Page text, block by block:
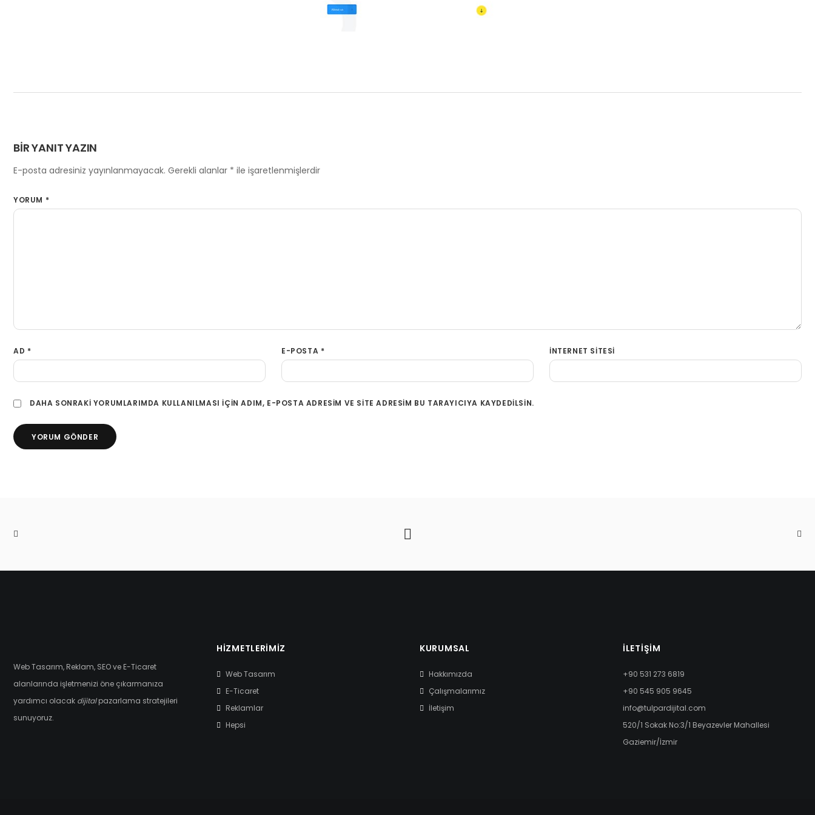
BIR YANIT YAZIN
E-posta adresiniz yayınlanmayacak. Gerekli alanlar * ile işaretlenmişlerdir
YORUM *
AD * E-POSTA * İNTERNET SITESI
DAHA SONRAKI YORUMLARIMDA KULLANILMASI IÇIN ADIM, E-POSTA ADRESIM VE SITE ADRESIM BU TARAYICIYA KAYDEDILSIN.
Web Tasarım, Reklam, SEO ve E-Ticaret
alanlarında işletmenizi öne çıkarmanıza
yardımcı olacak dijitalpazarlama stratejileri
sunuyoruz.
HIZMETLERIMIZ
Web Tasarım
E-Ticaret
Reklamlar
Hepsi
KURUMSAL
Hakkımızda
Çalışmalarımız
İletişim
İLETIŞIM
+90 531 273 6819
+90 545 905 9645
info@tulpardijital.com
520/1 Sokak No:3/1 Beyazevler Mahallesi
Gaziemir/İzmir